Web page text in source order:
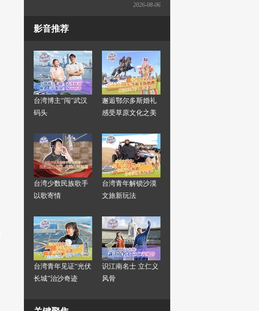
2026-08-06
影音推荐
台湾博主“闯”武汉
码头
邂逅鄂尔多斯婚礼
感受草原文化之美
台湾少数民族歌手
以歌寄情
台湾青年解锁沙漠
文旅新玩法
台湾青年见证“光伏
长城”治沙奇迹
识江南名士 立仁义
风骨